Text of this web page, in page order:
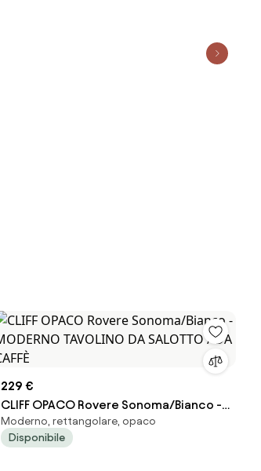
229 €
CLIFF OPACO Rovere Sonoma/Bianco -
MODERNO TAVOLINO DA SALOTTO / DA
CAFFÈ
Moderno, rettangolare, opaco
Disponibile